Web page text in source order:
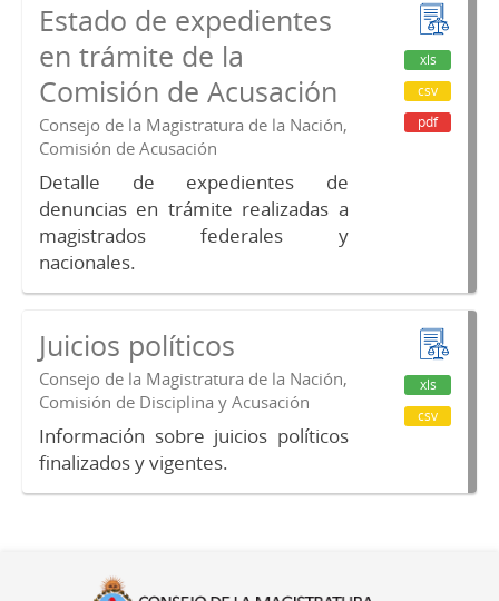
Estado de expedientes
en trámite de la
Comisión de Acusación
Consejo de la Magistratura de la Nación,
Comisión de Acusación
Detalle de expedientes de
denuncias en trámite realizadas a
magistrados federales y
nacionales.
xls
csv
pdf
Juicios políticos
Consejo de la Magistratura de la Nación,
Comisión de Disciplina y Acusación
Información sobre juicios políticos
finalizados y vigentes.
xls
csv